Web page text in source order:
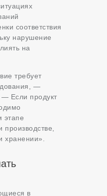
соответствия
нарушение
на
требует
—
Если продукт
этапе
хранении».
в